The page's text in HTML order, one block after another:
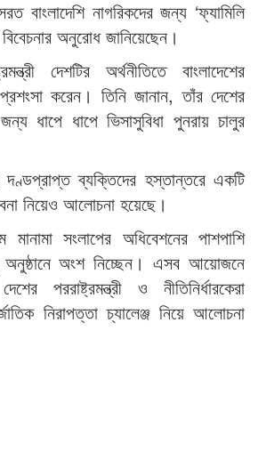
বাংলাদেশি নাগরিকদের জন্য ‘ফ্যামিলি
বিবেচনার অনুরোধ জানিয়েছেন।
দেশটির অর্থনীতিতে বাংলাদেশের
করেন। তিনি জানান, তাঁর দেশের
জন্য ধাপে ধাপে ভিসাসুবিধা পুনরায় চালুর
ব্যক্তিদের হস্তান্তরে একটি
নিয়েও আলোচনা হয়েছে।
সংলাপের অধিবেশনের পাশপাশি
অংশ নিচ্ছেন। এসব আয়োজনে
পররাষ্ট্রমন্ত্রী ও নীতিনির্ধারকেরা
নিরাপত্তা চ্যালেঞ্জ নিয়ে আলোচনা